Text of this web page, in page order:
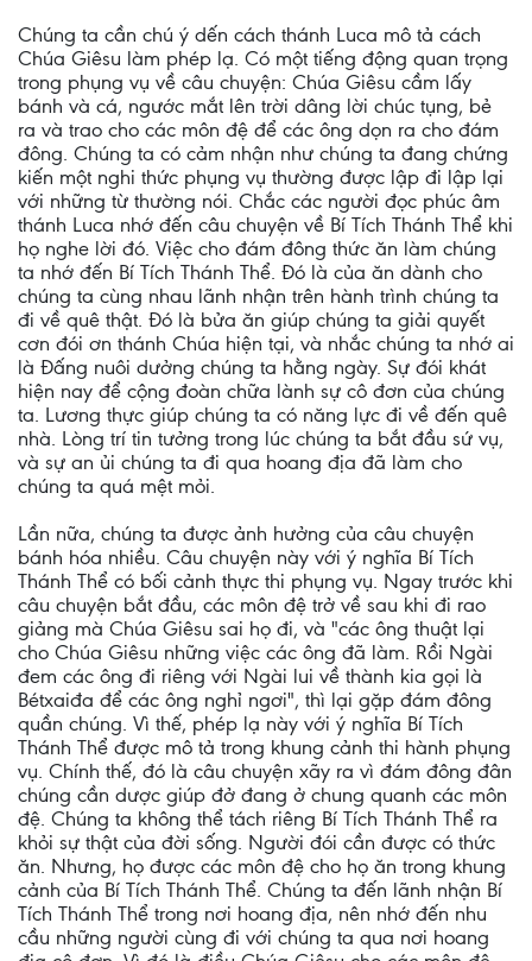
Chúng ta cần chú ý dến cách thánh Luca mô tả cách
Chúa Giêsu làm phép lạ. Có một tiếng động quan trọng
trong phụng vụ về câu chuyện: Chúa Giêsu cầm lấy
bánh và cá, ngước mắt lên trời dâng lời chúc tụng, bẻ
ra và trao cho các môn đệ để các ông dọn ra cho đám
đông. Chúng ta có cảm nhận như chúng ta đang chứng
kiến một nghi thức phụng vụ thường được lập đi lập lại
với những từ thường nói. Chắc các người đọc phúc âm
thánh Luca nhớ đến câu chuyện về Bí Tích Thánh Thể khi
họ nghe lời đó. Việc cho đám đông thức ăn làm chúng
ta nhớ đến Bí Tích Thánh Thể. Đó là của ăn dành cho
chúng ta cùng nhau lãnh nhận trên hành trình chúng ta
đi về quê thật. Đó là bửa ăn giúp chúng ta giải quyết
cơn đói ơn thánh Chúa hiện tại, và nhắc chúng ta nhớ ai
là Đấng nuôi dưởng chúng ta hằng ngày. Sự đói khát
hiện nay để cộng đoàn chữa lành sự cô đơn của chúng
ta. Lương thực giúp chúng ta có năng lực đi về đến quê
nhà. Lòng trí tin tưởng trong lúc chúng ta bắt đầu sứ vụ,
và sự an ủi chúng ta đi qua hoang địa đã làm cho
chúng ta quá mệt mỏi.
Lần nữa, chúng ta được ảnh hưởng của câu chuyện
bánh hóa nhiều. Câu chuyện này với ý nghĩa Bí Tích
Thánh Thể có bối cảnh thực thi phụng vụ. Ngay trước khi
câu chuyện bắt đầu, các môn đệ trở về sau khi đi rao
giảng mà Chúa Giêsu sai họ đi, và "các ông thuật lại
cho Chúa Giêsu những việc các ông đã làm. Rồi Ngài
đem các ông đi riêng với Ngài lui về thành kia gọi là
Bétxaiđa để các ông nghỉ ngơi", thì lại gặp đám đông
quần chúng. Vì thế, phép lạ này với ý nghĩa Bí Tích
Thánh Thể được mô tả trong khung cảnh thi hành phụng
vụ. Chính thế, đó là câu chuyện xãy ra vì đám đông đân
chúng cần dược giúp đở đang ở chung quanh các môn
đệ. Chúng ta không thể tách riêng Bí Tích Thánh Thể ra
khỏi sự thật của đời sống. Người đói cần được có thức
ăn. Nhưng, họ được các môn đệ cho họ ăn trong khung
cảnh của Bí Tích Thánh Thể. Chúng ta đến lãnh nhận Bí
Tích Thánh Thể trong nơi hoang địa, nên nhớ đến nhu
cầu những người cùng đi với chúng ta qua nơi hoang